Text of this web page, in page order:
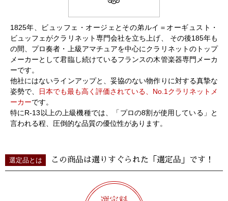
1825年、ビュッフェ・オージェとその弟ルイ＝オーギュスト・
ビュッフェがクラリネット専門会社を立ち上げ、 その後185年も
の間、プロ奏者・上級アマチュアを中心にクラリネットのトップ
メーカーとして君臨し続けているフランスの木管楽器専門メーカ
ーです。
他社にはないラインアップと、妥協のない物作りに対する真摯な
姿勢で、
日本でも最も高く評価されている、No.1クラリネットメ
ーカーです。
特にR-13以上の上級機種では、「プロの8割が使用している」と
言われる程、圧倒的な品質の優位性があります。
選定品とは この商品は選りすぐられた「選定品」です！